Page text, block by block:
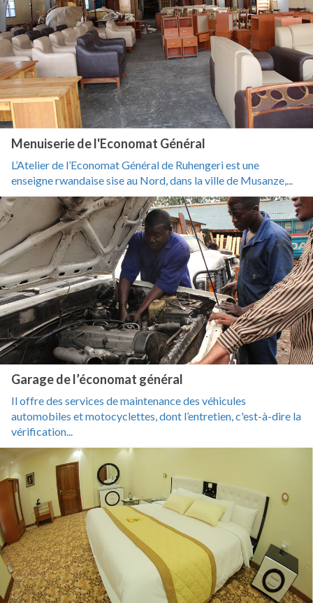
Menuiserie de l'Economat Général
L’Atelier de l’Economat Général de Ruhengeri est une
enseigne rwandaise sise au Nord, dans la ville de Musanze,...
Garage de l’économat général
Il offre des services de maintenance des véhicules
automobiles et motocyclettes, dont l’entretien, c'est-à-dire la
vérification...